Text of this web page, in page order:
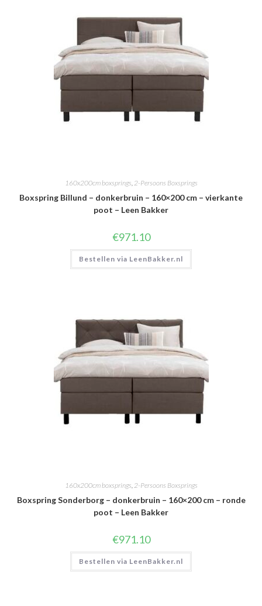
160x200cm boxsprings,2-Persoons Boxsprings
Boxspring Billund – donkerbruin – 160×200 cm – vierkante
poot – Leen Bakker
€971.10
Bestellen via LeenBakker.nl
160x200cm boxsprings 2-Persoons Boxsprings
Boxspring Sonderborg – donkerbruin – 160×200 cm – ronde
poot – Leen Bakker
€971.10
Bestellen via LeenBakker.nl